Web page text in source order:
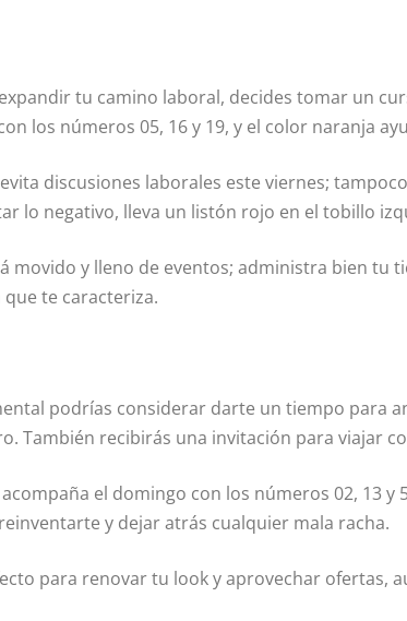
tu camino laboral, decides tomar un
los números 05, 16 y 19, y el color naranja
discusiones laborales este viernes;
lo negativo, lleva un listón rojo en el tobillo
movido y lleno de eventos; administra bien tu
te caracteriza.
podrías considerar darte un tiempo para
También recibirás una invitación para viajar
el domingo con los números 02, 13 y
y dejar atrás cualquier mala racha.
para renovar tu look y aprovechar ofertas,